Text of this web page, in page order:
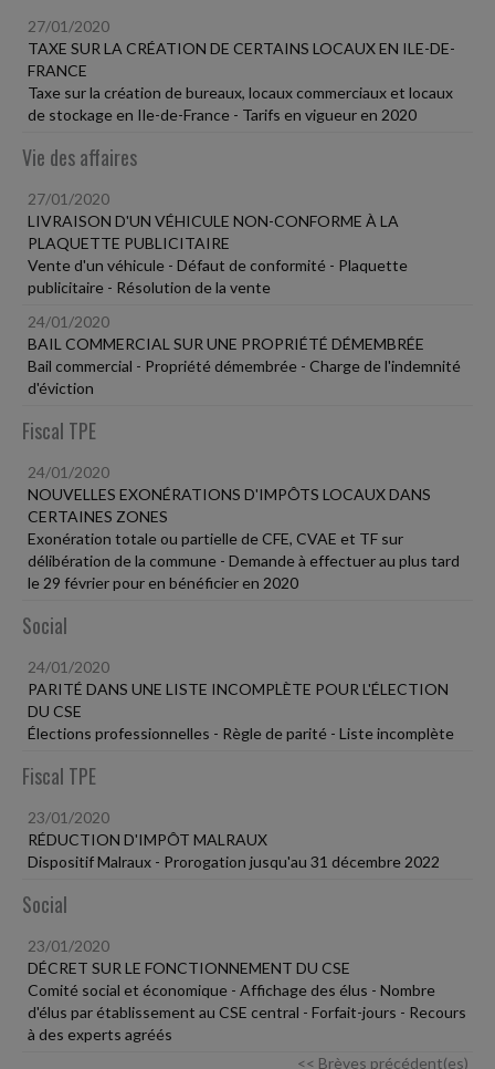
27/01/2020
TAXE SUR LA CRÉATION DE CERTAINS LOCAUX EN ILE-DE-
FRANCE
Taxe sur la création de bureaux, locaux commerciaux et locaux
de stockage en Ile-de-France - Tarifs en vigueur en 2020
Vie des affaires
27/01/2020
LIVRAISON D'UN VÉHICULE NON-CONFORME À LA
PLAQUETTE PUBLICITAIRE
Vente d'un véhicule - Défaut de conformité - Plaquette
publicitaire - Résolution de la vente
24/01/2020
BAIL COMMERCIAL SUR UNE PROPRIÉTÉ DÉMEMBRÉE
Bail commercial - Propriété démembrée - Charge de l'indemnité
d'éviction
Fiscal TPE
24/01/2020
NOUVELLES EXONÉRATIONS D'IMPÔTS LOCAUX DANS
CERTAINES ZONES
Exonération totale ou partielle de CFE, CVAE et TF sur
délibération de la commune - Demande à effectuer au plus tard
le 29 février pour en bénéficier en 2020
Social
24/01/2020
PARITÉ DANS UNE LISTE INCOMPLÈTE POUR L'ÉLECTION
DU CSE
Élections professionnelles - Règle de parité - Liste incomplète
Fiscal TPE
23/01/2020
RÉDUCTION D'IMPÔT MALRAUX
Dispositif Malraux - Prorogation jusqu'au 31 décembre 2022
Social
23/01/2020
DÉCRET SUR LE FONCTIONNEMENT DU CSE
Comité social et économique - Affichage des élus - Nombre
d'élus par établissement au CSE central - Forfait-jours - Recours
à des experts agréés
<< Brèves précédent(es)